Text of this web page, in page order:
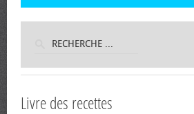
Livre des recettes